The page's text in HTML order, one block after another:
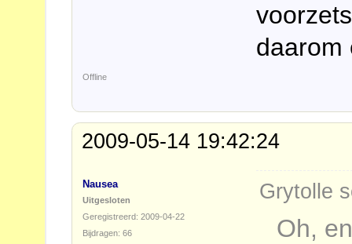
daarom
Offline
2009-05-14 19:42:24
Nausea
Uitgesloten
Geregistreerd: 2009-04-22
Bijdragen: 66
Grytolle
Oh,